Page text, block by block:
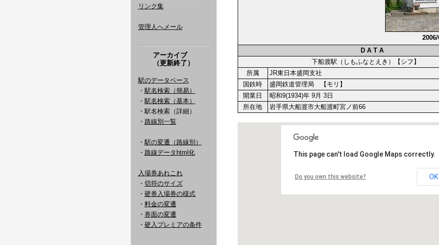
リンク集
管理人へメール
アーカイブ
（更新終了）
駅のデータベース
・ 駅名検索（簡易）
・ 駅名検索（基本）
・駅名検索（詳細）
・ 路線別一覧
・ 駅の変遷（路線別）
・ 路線データhtml化
入場券あれこれ
・ 切符のサイズ
・ 硬券入場券の様式
・ 料金の変遷
・ 券面の変遷
・ 硬入プレミアの条件
D A T A
下船渡駅（しもふなとえき）【シフ】
所属
JR東日本盛岡支社
国鉄時
盛岡鉄道管理局 【モリ】
開業日
昭和9(1934)年 9月 3日
所在地
岩手県大船渡市大船渡町宮ノ前66